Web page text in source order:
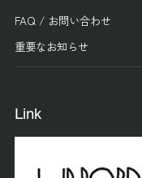
FAQ / お問い合わせ
重要なお知らせ
Link